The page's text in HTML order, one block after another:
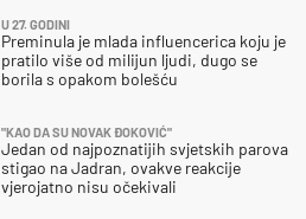
U 27. GODINI
Preminula je mlada influencerica koju je
pratilo više od milijun ljudi, dugo se
borila s opakom bolešću
"KAO DA SU NOVAK ĐOKOVIĆ"
Jedan od najpoznatijih svjetskih parova
stigao na Jadran, ovakve reakcije
vjerojatno nisu očekivali